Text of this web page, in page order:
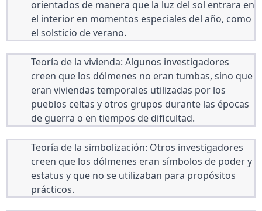
orientados de manera que la luz del sol entrara en
el interior en momentos especiales del año, como
el solsticio de verano.
Teoría de la vivienda: Algunos investigadores
creen que los dólmenes no eran tumbas, sino que
eran viviendas temporales utilizadas por los
pueblos celtas y otros grupos durante las épocas
de guerra o en tiempos de dificultad.
Teoría de la simbolización: Otros investigadores
creen que los dólmenes eran símbolos de poder y
estatus y que no se utilizaban para propósitos
prácticos.